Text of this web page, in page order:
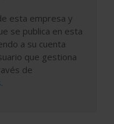
esta empresa y
se publica en esta
a su cuenta
que gestiona
de
.